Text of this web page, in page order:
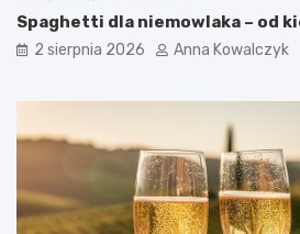
Spaghetti dla niemowlaka – od
2 sierpnia 2026 Anna Kowalczyk